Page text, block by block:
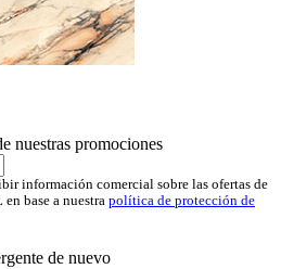
nuestras promociones
información comercial sobre las ofertas de
base a nuestra política de protección de
de nuevo